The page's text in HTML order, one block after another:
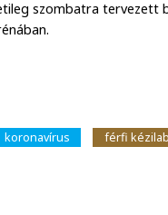
szombatra tervezett
koronavírus férfi